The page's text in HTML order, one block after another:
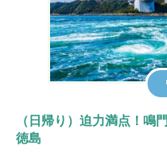
（日帰り）迫力満点！鳴
徳島